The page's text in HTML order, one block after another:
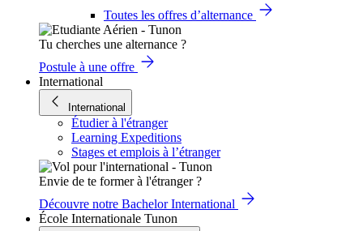
Toutes les offres d’alternance
Tu cherches une alternance ?
Postule à une offre
International
International
Étudier à l'étranger
Learning Expeditions
Stages et emplois à l’étranger
Envie de te former à l'étranger ?
Découvre notre Bachelor International
École Internationale Tunon